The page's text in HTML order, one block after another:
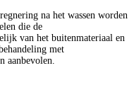
na het wassen worden
die de
van het buitenmateriaal en
met
aanbevolen.